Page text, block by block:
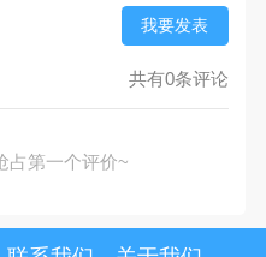
我要发表
共有0条评论
占第一个评价~